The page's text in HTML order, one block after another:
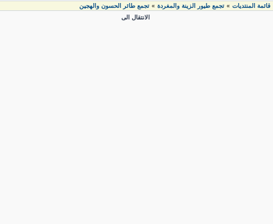
قائمة المنتديات» تجمع طيور الزينة والمغردة» تجمع طائر الحسون والهجين
الانتقال الى